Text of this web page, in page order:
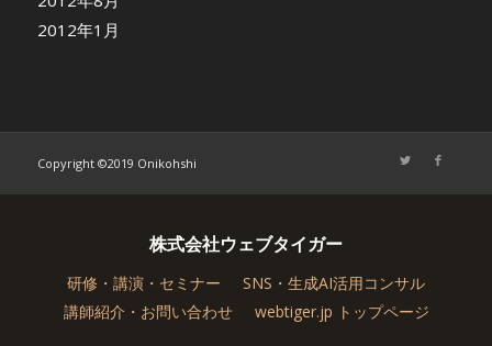
2012年1月
Copyright ©2019 Onikohshi
株式会社ウェブタイガー
研修・講演・セミナー
SNS・生成AI活用コンサル
講師紹介・お問い合わせ
webtiger.jp トップページ